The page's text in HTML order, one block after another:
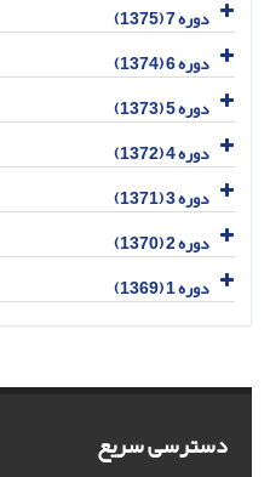
دوره 7 (1375)
دوره 6 (1374)
دوره 5 (1373)
دوره 4 (1372)
دوره 3 (1371)
دوره 2 (1370)
دوره 1 (1369)
دسترسی سریع